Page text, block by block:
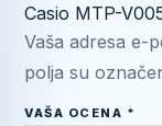
Casio MTP-
Vaša adresa e-
polja su
VAŠA OCENA *